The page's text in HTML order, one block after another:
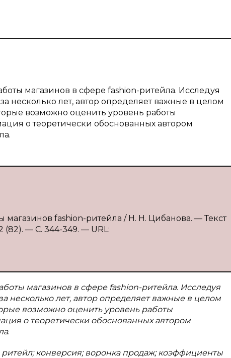
магазинов в сфере fashion-ритейла. Исследуя
несколько лет, автор определяет важные в целом
возможно оценить уровень работы
о теоретически обоснованных автором
fashion-ритейла / Н. Н. Цибанова. — Текст
— С. 344-349. — URL:
магазинов в сфере fashion-ритейла. Исследуя
несколько лет, автор определяет важные в целом
возможно оценить уровень работы
о теоретически обоснованных автором
.
ритейл; конверсия; воронка продаж; коэффициенты